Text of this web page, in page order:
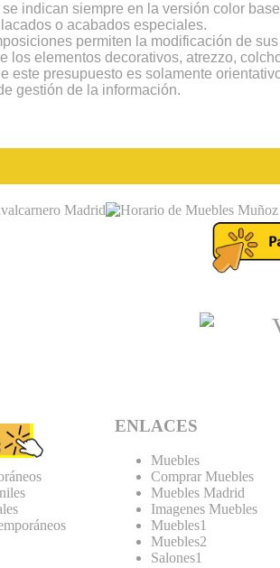
se indican siempre en la versión color
o acabados especiales.
permiten la modificación de
los elementos decorativos, atrezzo,
este presupuesto es solamente
gestión de la información.
ENLACES
Muebles
Comprar Muebles
Muebles Madrid
Imagenes Muebles
Muebles1
Muebles2
Salones1